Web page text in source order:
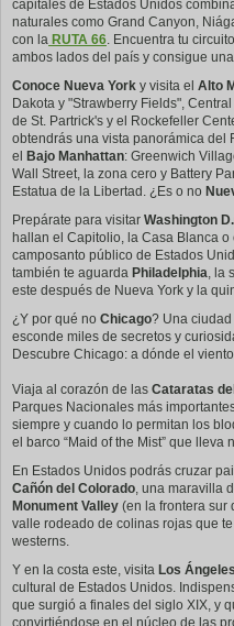
capitales de Estados Unidos
naturales como Grand Canyon,
con la RUTA 66. Encuentra tu
ambos lados del país y consigue
Conoce Nueva York y visita el Alto
Dakota y "Strawberry Fields",
de St. Partrick's y el Rockefeller
obtendrás una vista panorámica del
el
Bajo Manhattan: Greenwich
Wall Street, la zona cero y Battery
Estatua de la Libertad. ¿Es o no
Prepárate para visitar Washington
hallan el Capitolio, la Casa Blanca
camposanto público de Estados
también te aguarda Philadelphia, la
este después de Nueva York y la
¿Y por qué no Chicago? Una
esconde miles de secretos y
Descubre Chicago: a dónde el
Viaja al corazón de las Cataratas
Parques Nacionales más
siempre y cuando lo permitan los
el barco “Maid of the Mist” que lleva
En Estados Unidos podrás cruzar
Cañón del Colorado, una maravilla
Monument Valley (en la frontera sur
valle rodeado de colinas rojas que
westerns.
Y en la costa este, visita Los Ángeles
cultural de Estados Unidos.
que surgió a finales del siglo XIX, y